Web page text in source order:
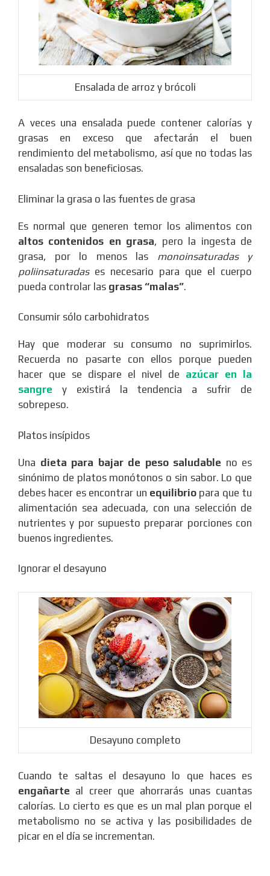
Ensalada de arroz y brócoli
A veces una ensalada puede contener calorías y
grasas en exceso que afectarán el buen
rendimiento del metabolismo, así que no todas las
ensaladas son beneficiosas.
Eliminar la grasa o las fuentes de grasa
Es normal que generen temor los alimentos con
altos contenidos en grasa, pero la ingesta de
grasa, por lo menos las monoinsaturadas y
poliinsaturadases necesario para que el cuerpo
pueda controlar las grasas “malas”.
Consumir sólo carbohidratos
Hay que moderar su consumo no suprimirlos.
Recuerda no pasarte con ellos porque pueden
hacer que se dispare el nivel de azúcar en la
sangre y existirá la tendencia a sufrir de
sobrepeso.
Platos insípidos
Una dieta para bajar de peso saludable no es
sinónimo de platos monótonos o sin sabor. Lo que
debes hacer es encontrar un equilibriopara que tu
alimentación sea adecuada, con una selección de
nutrientes y por supuesto preparar porciones con
buenos ingredientes.
Ignorar el desayuno
Desayuno completo
Cuando te saltas el desayuno lo que haces es
engañarte al creer que ahorrarás unas cuantas
calorías. Lo cierto es que es un mal plan porque el
metabolismo no se activa y las posibilidades de
picar en el día se incrementan.